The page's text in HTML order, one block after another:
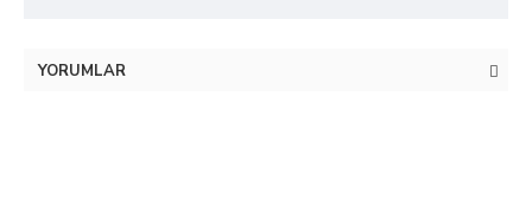
YORUMLAR